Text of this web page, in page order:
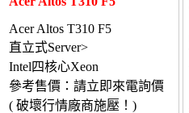
Acer Altos T310 F5
直立式Server>
Intel四核心Xeon
參考售價：請立即來電詢價
( 破壞行情廠商施壓！)